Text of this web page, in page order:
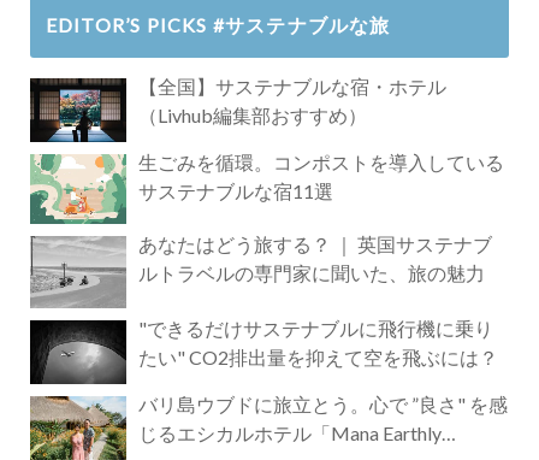
EDITOR’S PICKS #サステナブルな旅
【全国】サステナブルな宿・ホテル
（Livhub編集部おすすめ）
生ごみを循環。コンポストを導入している
サステナブルな宿11選
あなたはどう旅する？ ｜ 英国サステナブ
ルトラベルの専門家に聞いた、旅の魅力
"できるだけサステナブルに飛行機に乗り
たい" CO2排出量を抑えて空を飛ぶには？
バリ島ウブドに旅立とう。心で ”良さ" を感
じるエシカルホテル「Mana Earthly